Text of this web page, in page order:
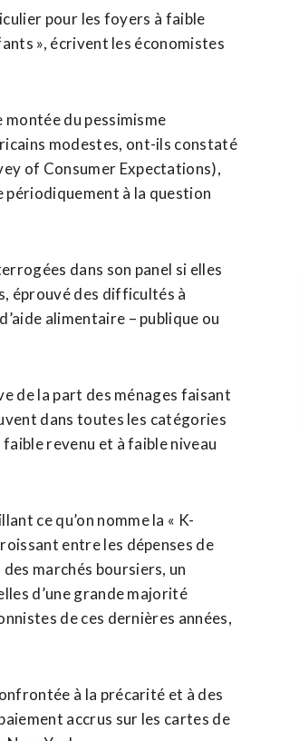
pour ⁠les foyers à faible
», écrivent les économistes
du pessimisme
modestes, ont-ils constaté
of Consumer Expectations),
périodiquement à la question
dans son panel si elles
éprouvé des difficultés à
alimentaire – publique ou
de la part des ménages faisant
dans toutes les ⁠catégories
revenu ​et à faible niveau
ce qu’on nomme la « K-
entre les dépenses ‌de
marchés boursiers, un
d’une grande majorité
de ces dernières années,
à la précarité et à des
accrus sur les cartes de